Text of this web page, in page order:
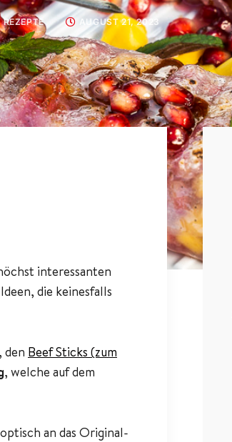
REZEPTE AUGUST 21, 2023
interessanten
die keinesfalls
den Beef Sticks (zum
, welche auf dem
an das Original-